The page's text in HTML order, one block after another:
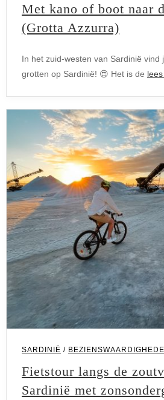
Met kano of boot naar
(Grotta Azzurra)
In het zuid-westen van Sardinië vind
grotten op Sardinië! 😍 Het is de lees
SARDINIË /
Fietstour langs de
Sardinië met